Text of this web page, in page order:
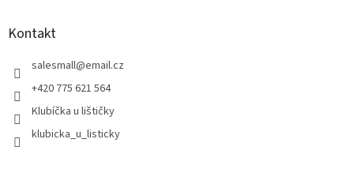
Kontakt
salesmall@email.cz
+420 775 621 564
Klubíčka u lištičky
klubicka_u_listicky